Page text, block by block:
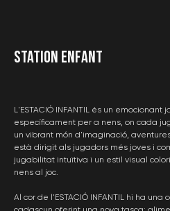
Station Enfant
L'ESTACIÓ INFANTIL és un emocionant
específicament per a nens, on cada
un vibrant món d'imaginació,
està dirigit als jugadors més joves i
jugabilitat intuïtiva i un estil visual
nens al joc.
Al cor de l'ESTACIÓ INFANTIL hi ha una